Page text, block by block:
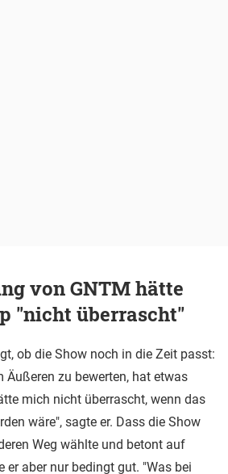
von GNTM hätte
"nicht überrascht"
ob die Show noch in die Zeit passt:
Äußeren zu bewerten, hat etwas
mich nicht überrascht, wenn das
wäre", sagte er. Dass die Show
Weg wählte und betont auf
er aber nur bedingt gut. "Was bei